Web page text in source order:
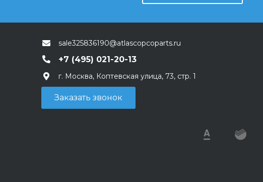
sale325836190@atlascopcoparts.ru
+7 (495) 021-20-13
г. Москва, Коптевская улица, 73, стр. 1
Заказать звонок